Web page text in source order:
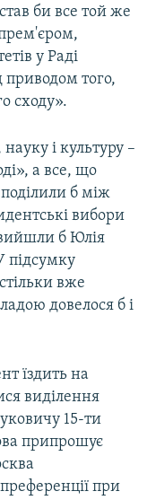
би все той же
у Раді
приводом того,
сходу».
науку і культуру –
а все, що
б між
вибори
б Юлія
підсумку
вже
довелося б і
їздить на
виділення
15-ти
припрошує
при